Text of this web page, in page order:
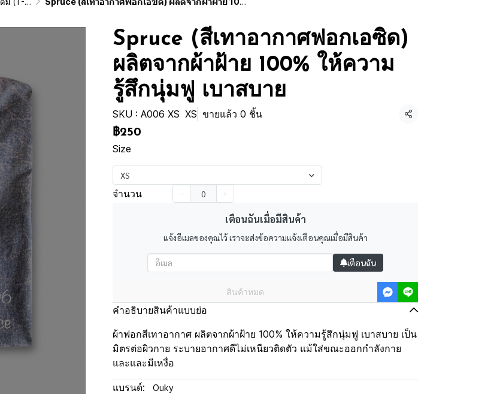
Spruce (สีเทาอากาศฟอกเอซิด)
ผลิตจากผ้าฝ้าย 100% ให้ความ
รู้สึกนุ่มฟู เบาสบาย
SKU : A006 XS XS ขายแล้ว 0 ชิ้น แชร์
฿250
Size
XS
จำนวน
เตือนฉันเมื่อมีสินค้า
แจ้งอีเมลของคุณไว้ เราจะส่งข้อความแจ้งเตือนคุณเมื่อมีสินค้า
เตือนฉัน
สินค้าหมด
คำอธิบายสินค้าแบบย่อ
ผ้าฟอกสีเทาอากาศ ผลิตจากผ้าฝ้าย 100% ให้ความรู้สึกนุ่มฟู เบาสบาย เป็น
มิตรต่อผิวกาย ระบายอากาศดีไม่เหนียวติดตัว แม้ใส่ขณะออกกำลังกาย
และและมีเหงื่อ
แบรนด์: Ouky